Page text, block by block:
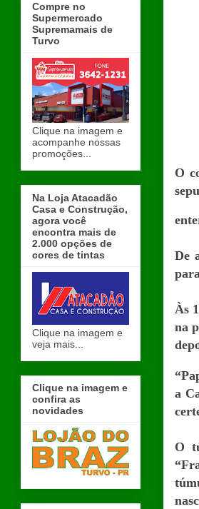
O
De
Às
na
a
O
Compre no
Supermercado
Supremamais de
Turvo
Clique na imagem e
acompanhe nossas
promoções...
Na Loja Atacadão
Casa e Construção,
agora você
encontra mais de
2.000 opções de
cores de tintas
Clique na imagem e
veja mais...
Clique na imagem e
confira as
novidades